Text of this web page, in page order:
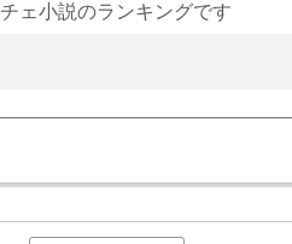
ェ小説のランキングです